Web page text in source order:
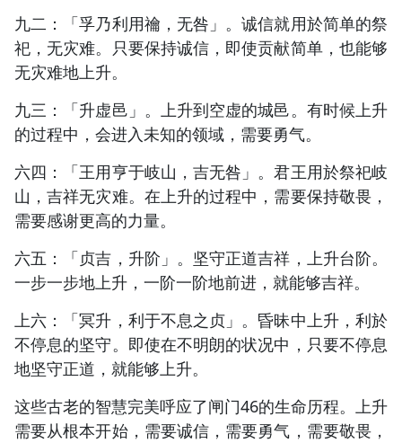
九二：「孚乃利用禴，无咎」。诚信就用於简单的祭
祀，无灾难。只要保持诚信，即使贡献简单，也能够
无灾难地上升。
九三：「升虚邑」。上升到空虚的城邑。有时候上升
的过程中，会进入未知的领域，需要勇气。
六四：「王用亨于岐山，吉无咎」。君王用於祭祀岐
山，吉祥无灾难。在上升的过程中，需要保持敬畏，
需要感谢更高的力量。
六五：「贞吉，升阶」。坚守正道吉祥，上升台阶。
一步一步地上升，一阶一阶地前进，就能够吉祥。
上六：「冥升，利于不息之贞」。昏昧中上升，利於
不停息的坚守。即使在不明朗的状况中，只要不停息
地坚守正道，就能够上升。
这些古老的智慧完美呼应了闸门46的生命历程。上升
需要从根本开始，需要诚信，需要勇气，需要敬畏，